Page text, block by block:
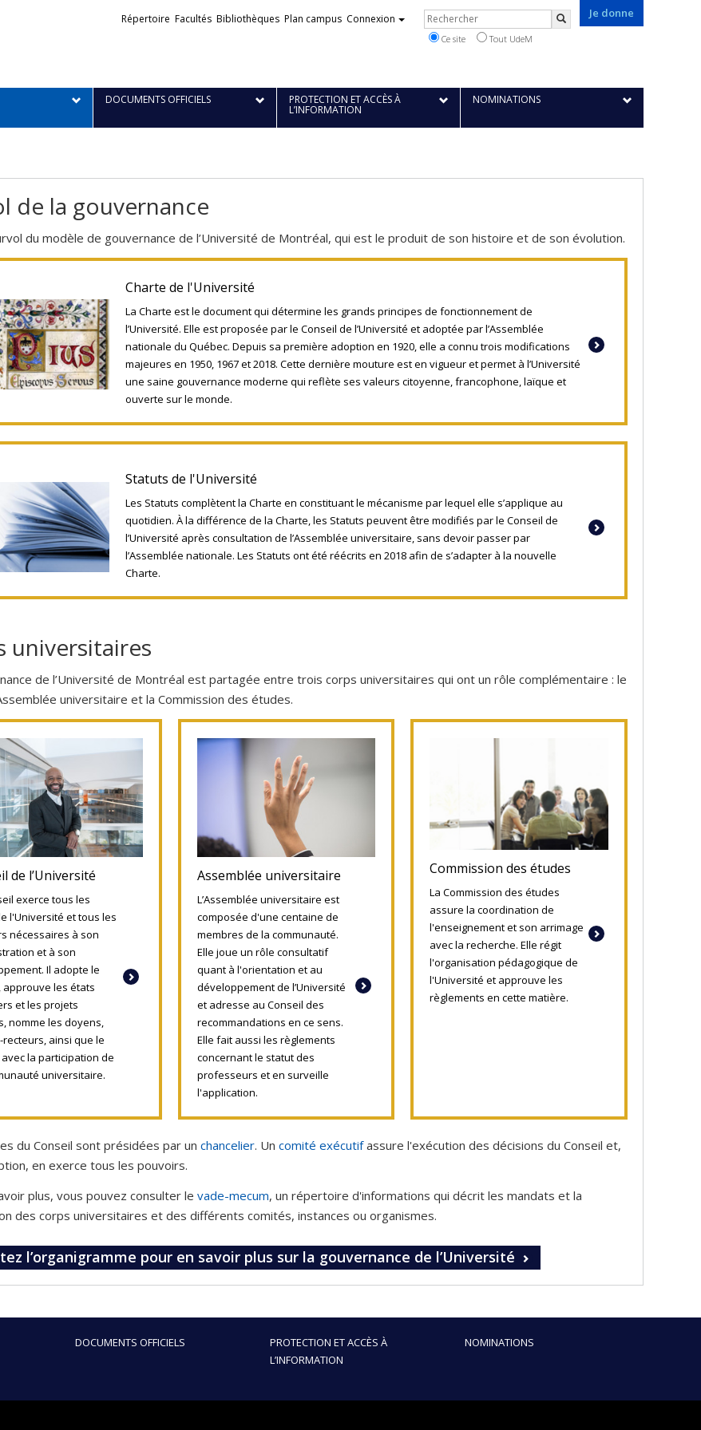
Je donne
Liens
Répertoire Facultés Bibliothèques Plan campus Connexion Rechercher
Ce site Tout UdeM
DOCUMENTS OFFICIELS PROTECTION ET ACCÈS À
L’INFORMATION
NOMINATIONS
de la gouvernance
du modèle de gouvernance de l’Université de Montréal, qui est le produit de son histoire et de son évolution.
Charte de l'Université
La Charte est le document qui détermine les grands principes de fonctionnement de
l’Université. Elle est proposée par le Conseil de l’Université et adoptée par l’Assemblée
nationale du Québec. Depuis sa première adoption en 1920, elle a connu trois modifications
majeures en 1950, 1967 et 2018. Cette dernière mouture est en vigueur et permet à l’Université
une saine gouvernance moderne qui reflète ses valeurs citoyenne, francophone, laïque et
ouverte sur le monde.
Statuts de l'Université
Les Statuts complètent la Charte en constituant le mécanisme par lequel elle s’applique au
quotidien. À la différence de la Charte, les Statuts peuvent être modifiés par le Conseil de
l’Université après consultation de l’Assemblée universitaire, sans devoir passer par
l’Assemblée nationale. Les Statuts ont été réécrits en 2018 afin de s’adapter à la nouvelle
Charte.
universitaires
de l’Université de Montréal est partagée entre trois corps universitaires qui ont un rôle complémentaire : le
universitaire et la Commission des études.
de l’Université
exerce tous les
l'Université et tous les
nécessaires à son
et à son
Il adopte le
approuve les états
et les projets
nomme les doyens,
recteurs, ainsi que le
la participation de
universitaire.
Assemblée universitaire
L’Assemblée universitaire est
composée d'une centaine de
membres de la communauté.
Elle joue un rôle consultatif
quant à l'orientation et au
développement de l’Université
et adresse au Conseil des
recommandations en ce sens.
Elle fait aussi les règlements
concernant le statut des
professeurs et en surveille
l'application.
Commission des études
La Commission des études
assure la coordination de
l'enseignement et son arrimage
avec la recherche. Elle régit
l'organisation pédagogique de
l'Université et approuve les
règlements en cette matière.
du Conseil sont présidées par un chancelier. Un comité exécutifassure l'exécution des décisions du Conseil et,
en exerce tous les pouvoirs.
plus, vous pouvez consulter le vade-mecum, un répertoire d'informations qui décrit les mandats et la
des corps universitaires et des différents comités, instances ou organismes.
l’organigramme pour en savoir plus sur la gouvernance de l’Université
DOCUMENTS OFFICIELS
PROTECTION ET ACCÈS À
L’INFORMATION
NOMINATIONS